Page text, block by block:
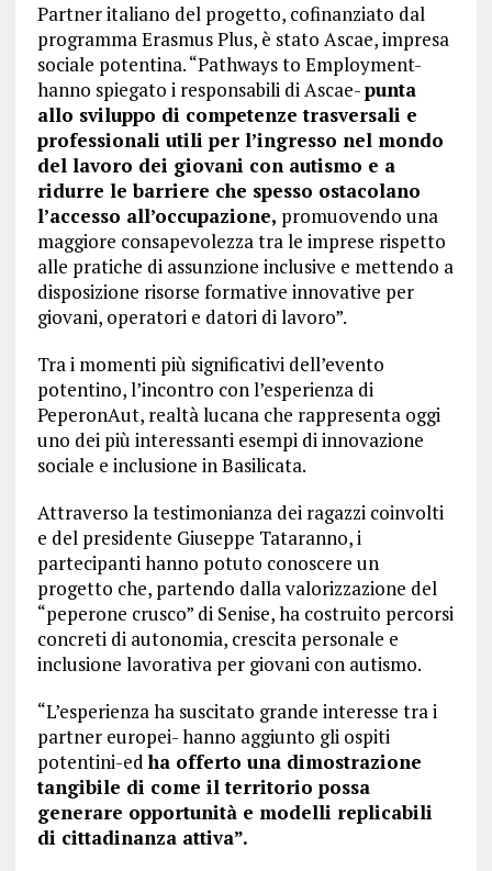
Partner italiano del progetto, cofinanziato dal
programma Erasmus Plus, è stato Ascae, impresa
sociale potentina. “Pathways to Employment-
hanno spiegato i responsabili di Ascae-punta
allo sviluppo di competenze trasversali e
professionali utili per l’ingresso nel mondo
del lavoro dei giovani con autismo e a
ridurre le barriere che spesso ostacolano
l’accesso all’occupazione, promuovendo una
maggiore consapevolezza tra le imprese rispetto
alle pratiche di assunzione inclusive e mettendo a
disposizione risorse formative innovative per
giovani, operatori e datori di lavoro”.
Tra i momenti più significativi dell’evento
potentino, l’incontro con l’esperienza di
PeperonAut, realtà lucana che rappresenta oggi
uno dei più interessanti esempi di innovazione
sociale e inclusione in Basilicata.
Attraverso la testimonianza dei ragazzi coinvolti
e del presidente Giuseppe Tataranno, i
partecipanti hanno potuto conoscere un
progetto che, partendo dalla valorizzazione del
“peperone crusco” di Senise, ha costruito percorsi
concreti di autonomia, crescita personale e
inclusione lavorativa per giovani con autismo.
“L’esperienza ha suscitato grande interesse tra i
partner europei- hanno aggiunto gli ospiti
potentini-edha offerto una dimostrazione
tangibile di come il territorio possa
generare opportunità e modelli replicabili
di cittadinanza attiva”.